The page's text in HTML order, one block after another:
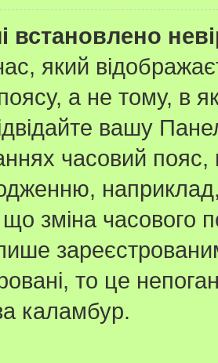
встановлено
який
а не тому, в
вашу
часовий пояс,
зміна часового
то це
каламбур.